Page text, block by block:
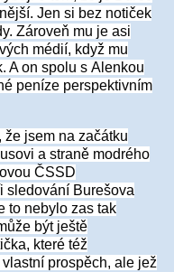
Jen si bez notiček
Zároveň mu je asi
médií, když mu
A on spolu s Alenkou
peníze perspektivním
jsem na začátku
a straně modrého
ČSSD
sledování Burešova
to nebylo zas tak
být ještě
které též
prospěch, ale jež